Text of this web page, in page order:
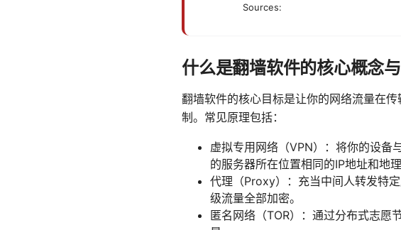
Sources:
什么是翻墙软件的核心概念
翻墙软件的核心目标是让你的网络流量在
制。常见原理包括：
虚拟专用网络（VPN）：将你的设备
的服务器所在位置相同的IP地址和地理
代理（Proxy）：充当中间人转发特
级流量全部加密。
匿名网络（TOR）：通过分布式志愿